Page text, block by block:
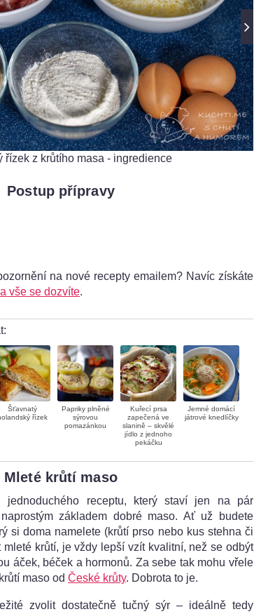
řízek z krůtího masa - ingredience
Postup přípravy
na nové recepty emailem? Navíc získáte
vše se dozvíte.
Šťavnatý
řízek
Papriky plněné
sýrovou
pomazánkou
Kuřecí prsa
zapečená ve
slanině – skvělé
jídlo z jednoho
pekáčku
Jemné domácí
játrové knedlíčky
Mleté krůtí maso
jednoduchého receptu, který staví jen na pár
základem dobré maso. Ať už budete
si doma namelete (krůtí prso nebo kus stehna či
mleté krůtí, je vždy lepší vzít kvalitní, než se odbýt
áček, béček a hormonů. Za sebe tak mohu vřele
maso od České krůty. Dobrota to je.
zvolit dostatečně tučný sýr – ideálně tedy